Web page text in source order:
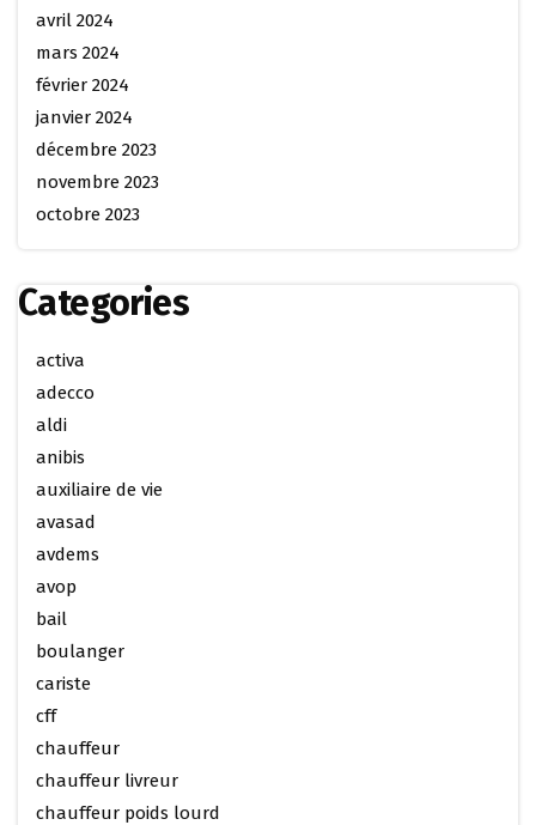
avril 2024
mars 2024
février 2024
janvier 2024
décembre 2023
novembre 2023
octobre 2023
Categories
activa
adecco
aldi
anibis
auxiliaire de vie
avasad
avdems
avop
bail
boulanger
cariste
cff
chauffeur
chauffeur livreur
chauffeur poids lourd